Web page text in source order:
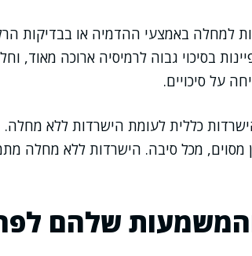
למחלה באמצעי ההדמיה או בבדיקות
בסיכוי גבוה לרמיסיה ארוכה מאוד,
על סיכויים.
כללית לעומת הישרדות ללא מחלה.
מסוים, מכל סיבה. הישרדות ללא מחלה
שלהם